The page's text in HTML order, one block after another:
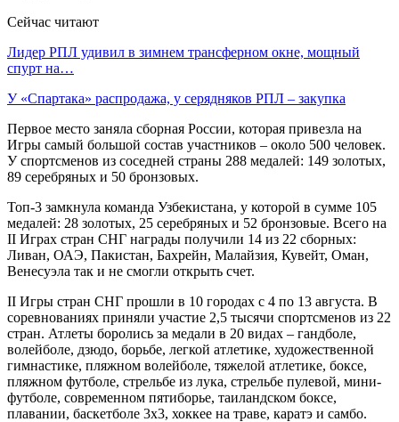
Сейчас читают
Лидер РПЛ удивил в зимнем трансферном окне, мощный
спурт на…
У «Спартака» распродажа, у серядняков РПЛ – закупка
Первое место заняла сборная России, которая привезла на
Игры самый большой состав участников – около 500 человек.
У спортсменов из соседней страны 288 медалей: 149 золотых,
89 серебряных и 50 бронзовых.
Топ-3 замкнула команда Узбекистана, у которой в сумме 105
медалей: 28 золотых, 25 серебряных и 52 бронзовые. Всего на
II Играх стран СНГ награды получили 14 из 22 сборных:
Ливан, ОАЭ, Пакистан, Бахрейн, Малайзия, Кувейт, Оман,
Венесуэла так и не смогли открыть счет.
II Игры стран СНГ прошли в 10 городах с 4 по 13 августа. В
соревнованиях приняли участие 2,5 тысячи спортсменов из 22
стран. Атлеты боролись за медали в 20 видах – гандболе,
волейболе, дзюдо, борьбе, легкой атлетике, художественной
гимнастике, пляжном волейболе, тяжелой атлетике, боксе,
пляжном футболе, стрельбе из лука, стрельбе пулевой, мини-
футболе, современном пятиборье, таиландском боксе,
плавании, баскетболе 3х3, хоккее на траве, каратэ и самбо.